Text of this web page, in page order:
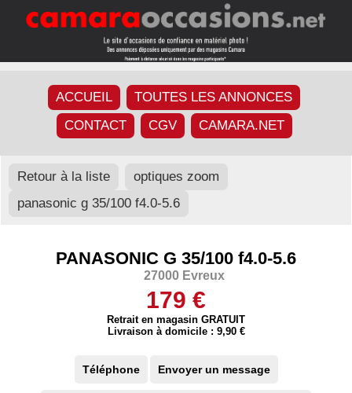
ACCUEIL
TOUTES LES ANNONCES
CONTACT
CGV CAMARA.NET
Retour à la liste
optiques zoom
panasonic g 35/100 f4.0-5.6
PANASONIC G 35/100 f4.0-5.6
27000 Evreux
179 €
Retrait en magasin GRATUIT
Livraison à domicile : 9,90 €
Téléphone Envoyer un message